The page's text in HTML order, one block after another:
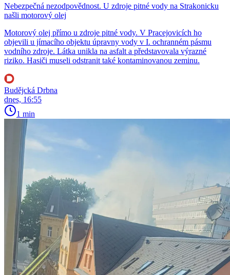
Nebezpečná nezodpovědnost. U zdroje pitné vody na Strakonicku
našli motorový olej
Motorový olej přímo u zdroje pitné vody. V Pracejovicích ho
objevili u jímacího objektu úpravny vody v I. ochranném pásmu
vodního zdroje. Látka unikla na asfalt a představovala výrazné
riziko. Hasiči museli odstranit také kontaminovanou zeminu.
Budějcká Drbna
dnes, 16:55
1 min